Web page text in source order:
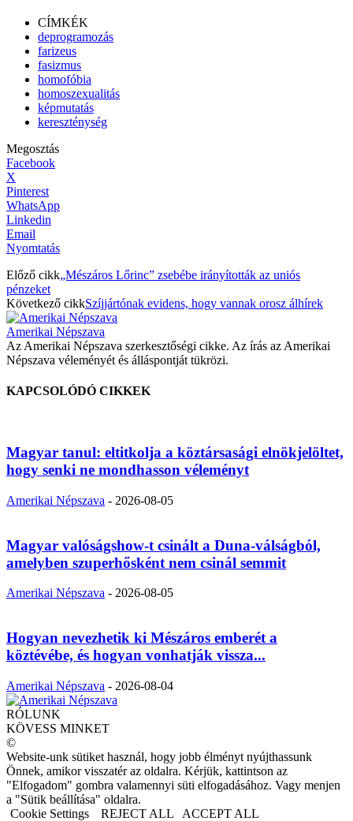
CÍMKÉK
deprogramozás
farizeus
fasizmus
homofóbia
homoszexualitás
képmutatás
kereszténység
Megosztás
Facebook
X
Pinterest
WhatsApp
Linkedin
Email
Nyomtatás
Előző cikk„Mészáros Lőrinc” zsebébe irányították az uniós
pénzeket
Következő cikkSzíjjártónak evidens, hogy vannak orosz álhírek
Amerikai Népszava
Az Amerikai Népszava szerkesztőségi cikke. Az írás az Amerikai
Népszava véleményét és álláspontját tükrözi.
KAPCSOLÓDÓ CIKKEK
Magyar tanul: eltitkolja a köztársasági elnökjelöltet,
hogy senki ne mondhasson véleményt
Amerikai Népszava - 2026-08-05
Magyar valóságshow-t csinált a Duna-válságból,
amelyben szuperhősként nem csinál semmit
Amerikai Népszava - 2026-08-05
Hogyan nevezhetik ki Mészáros emberét a
köztévébe, és hogyan vonhatják vissza...
Amerikai Népszava - 2026-08-04
RÓLUNK
KÖVESS MINKET
©
Website-unk sütiket használ, hogy jobb élményt nyújthassunk
Önnek, amikor visszatér az oldalra. Kérjük, kattintson az
"Elfogadom" gombra valamennyi süti elfogadásához. Vagy menjen
a "Sütik beállítása" oldalra.
Cookie Settings
REJECT ALL ACCEPT ALL